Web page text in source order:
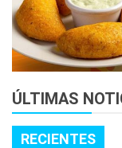
ÚLTIMAS
RECIENTES